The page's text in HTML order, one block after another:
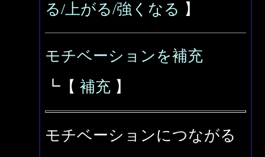
る/上がる/強くなる 】
モチベーションを補充
┗【 補充 】
モチベーションにつながる